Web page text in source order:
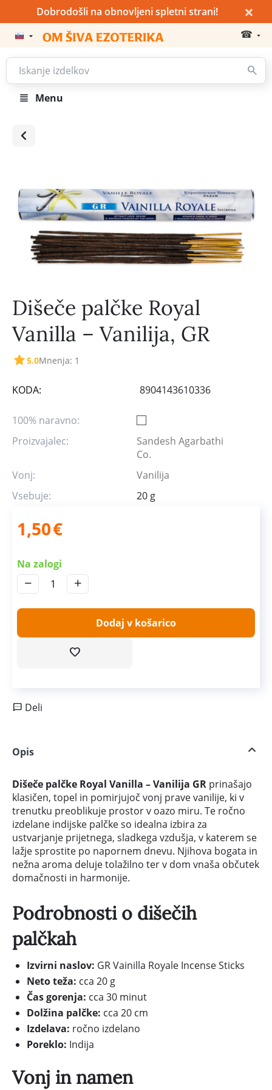
Dobrodošli na obnovljeni spletni strani! ×
☎
Menu
Dišeče palčke Royal
Vanilla – Vanilija, GR
5.0Mnenja: 1
KODA: 8904143610336
100% naravno:
Proizvajalec:
Sandesh Agarbathi
Co.
Vonj:
Vanilija
Vsebuje:
20 g
1,50€
Na zalogi
+
−
Dodaj v košarico
Deli
Opis
Dišeče palčke Royal Vanilla – Vanilija GR prinašajo
klasičen, topel in pomirjujoč vonj prave vanilije, ki v
trenutku preoblikuje prostor v oazo miru. Te ročno
izdelane indijske palčke so idealna izbira za
ustvarjanje prijetnega, sladkega vzdušja, v katerem se
lažje sprostite po napornem dnevu. Njihova bogata in
nežna aroma deluje tolažilno ter v dom vnaša občutek
domačnosti in harmonije.
Podrobnosti o dišečih
palčkah
Izvirni naslov: GR Vainilla Royale Incense Sticks
Neto teža: cca 20 g
Čas gorenja: cca 30 minut
Dolžina palčke: cca 20 cm
Izdelava: ročno izdelano
Poreklo: Indija
Vonj in namen